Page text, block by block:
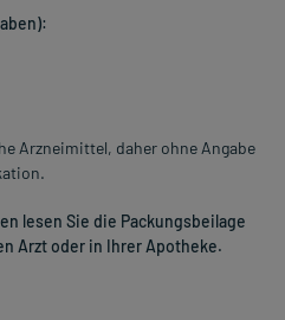
Arzneimittel, daher ohne Angabe
lesen Sie die Packungsbeilage
Arzt oder in Ihrer Apotheke.